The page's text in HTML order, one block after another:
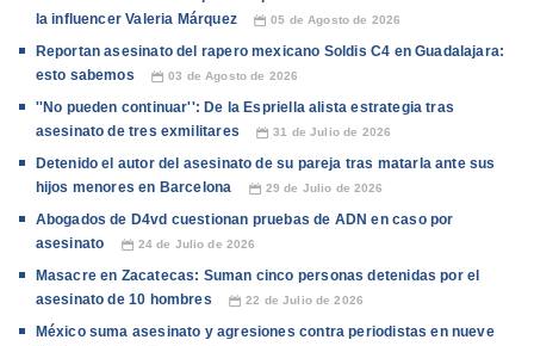
la influencer Valeria Márquez
📅 05 de Agosto de 2026
Reportan asesinato del rapero mexicano Soldis C4 en Guadalajara:
esto sabemos
📅 03 de Agosto de 2026
''No pueden continuar'': De la Espriella alista estrategia tras
asesinato de tres exmilitares
📅 31 de Julio de 2026
Detenido el autor del asesinato de su pareja tras matarla ante sus
hijos menores en Barcelona
📅 29 de Julio de 2026
Abogados de D4vd cuestionan pruebas de ADN en caso por
asesinato
📅 24 de Julio de 2026
Masacre en Zacatecas: Suman cinco personas detenidas por el
asesinato de 10 hombres
📅 22 de Julio de 2026
México suma asesinato y agresiones contra periodistas en nueve